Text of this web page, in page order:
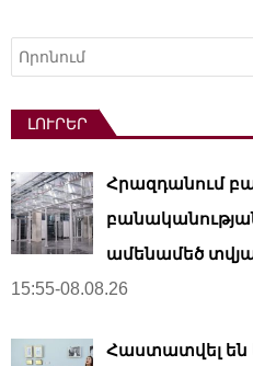
Որոնել
ԼՈՒՐԵՐ
Հրազդանում
ամենամեծ
15:55-08.08.26
Հաստատվել